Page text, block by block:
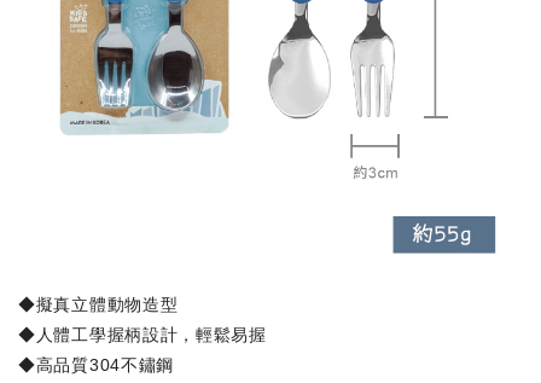
◆擬真立體動物造型
◆人體工學握柄設計，輕鬆易握
◆高品質304不鏽鋼